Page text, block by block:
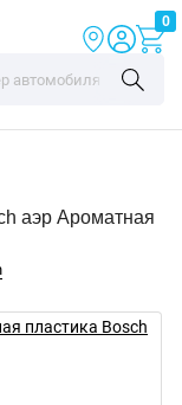
0
аэр Ароматная